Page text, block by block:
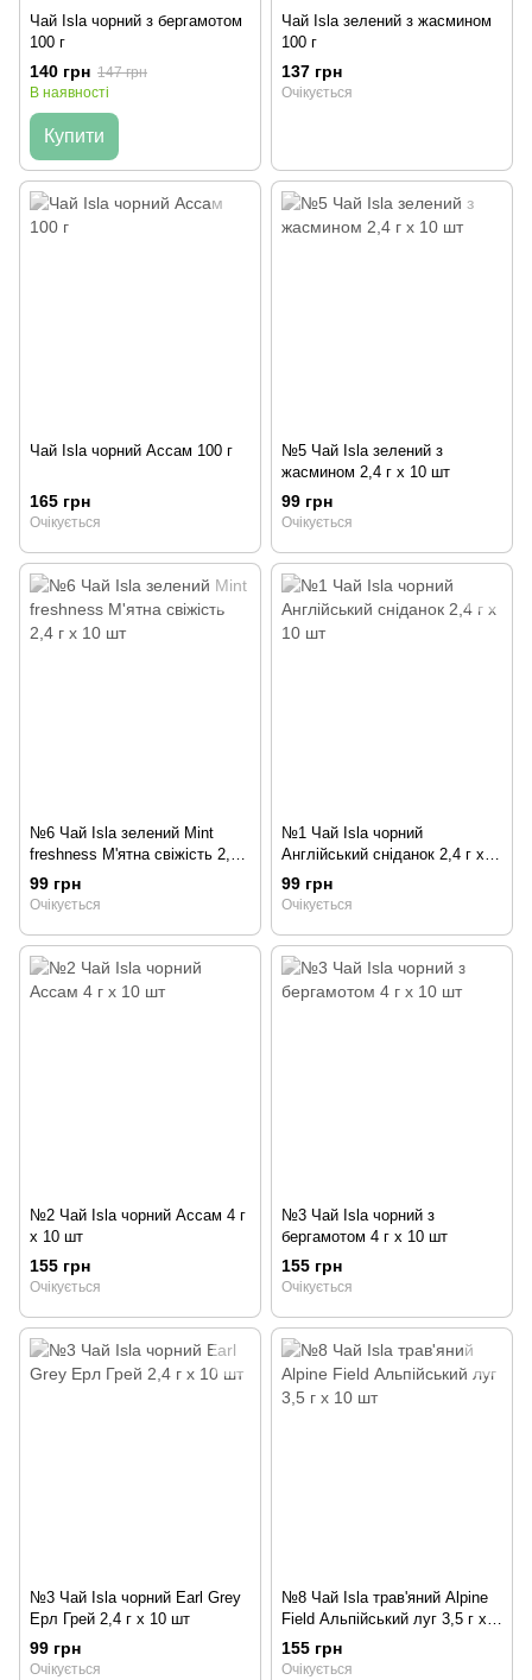
Чай Isla чорний з бергамотом
100 г
140 грн 147 грн
В наявності
Купити
Чай Isla зелений з жасмином
100 г
137 грн
Очікується
Чай Isla чорний Ассам 100 г
165 грн
Очікується
№5 Чай Isla зелений з
жасмином 2,4 г х 10 шт
99 грн
Очікується
№6 Чай Isla зелений Mint
freshness М'ятна свіжість 2,4 г
х 10 шт
99 грн
Очікується
№1 Чай Isla чорний
Англійський сніданок 2,4 г х
10 шт
99 грн
Очікується
№2 Чай Isla чорний Ассам 4 г
х 10 шт
155 грн
Очікується
№3 Чай Isla чорний з
бергамотом 4 г х 10 шт
155 грн
Очікується
№3 Чай Isla чорний Earl Grey
Ерл Грей 2,4 г х 10 шт
99 грн
Очікується
№8 Чай Isla трав'яний Alpine
Field Альпійський луг 3,5 г х
10 шт
155 грн
Очікується